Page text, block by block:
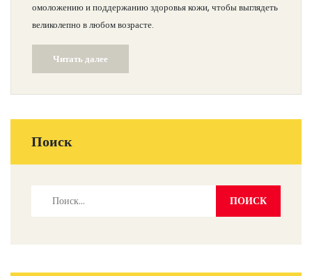
омоложению и поддержанию здоровья кожи, чтобы выглядеть
великолепно в любом возрасте.
Читать далее
Поиск